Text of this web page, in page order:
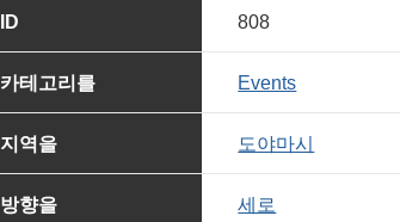
ID 808
카테고리를 Events
지역을 도야마시
방향을 세로